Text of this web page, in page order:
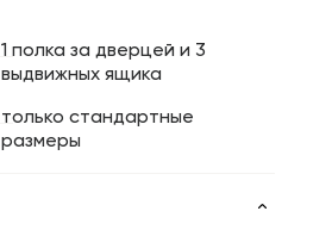
1 полка за дверцей и 3
выдвижных ящика
только стандартные
размеры